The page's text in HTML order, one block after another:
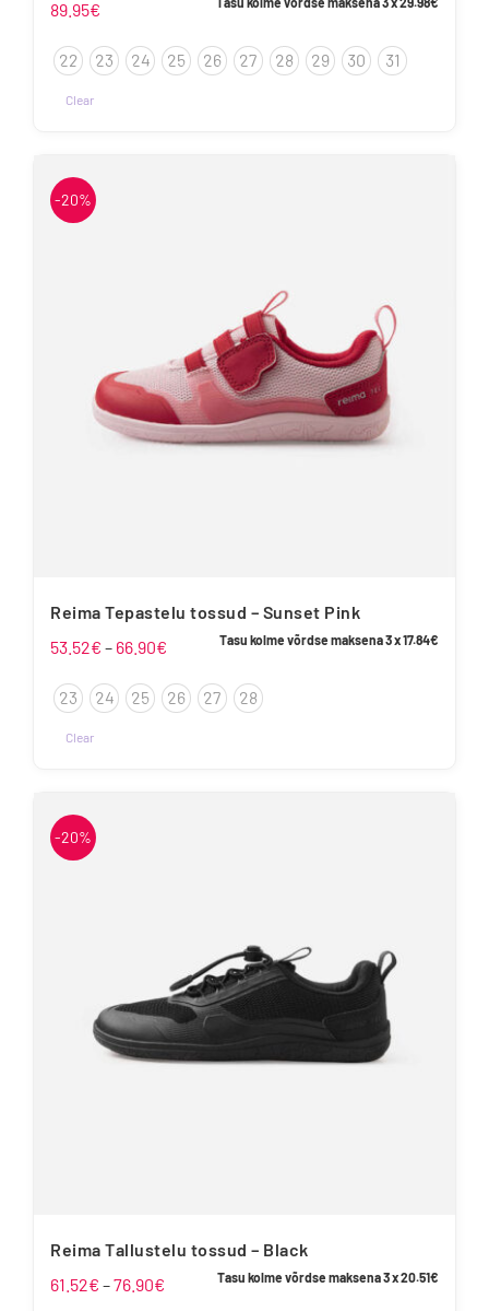
89.95€
22 23 24 25 26 27 28 29 30 31
Clear
on
mitu
-20%
Reima Tepastelu tossud – Sunset Pink
53.52€ – 66.90€ Hinnavahemik:
kuni
Tasu kolme võrdse maksena 3 x17.84€
23 24 25 26 27 28
Clear
on
mitu
-20%
Reima Tallustelu tossud – Black
61.52€ –76.90€ Hinnavahemik:
Tasu kolme võrdse maksena 3 x20.51€